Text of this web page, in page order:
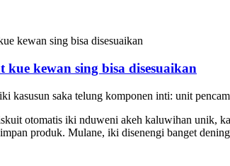
kue kewan sing bisa disesuaikan
kasusun saka telung komponen inti: unit
otomatis iki nduweni akeh kaluwihan unik,
produk. Mulane, iki disenengi banget